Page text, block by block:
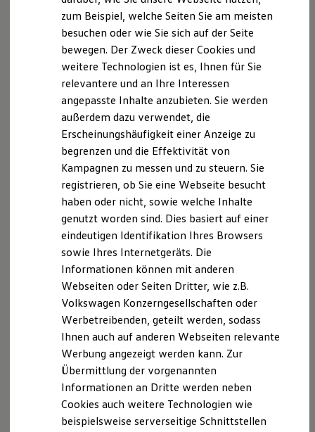
Kosten und Kauf
Verbrauchskosten
Kaufoptionen
E-Auto-Förderung
Software und Konnektivität
Die ID. Software 6
ID. Software Versionen und Updates
Digitale Extras
Schnittstellen zu Ihrem ID.
Marke und Erlebnis
Volkswagen R und R Experience
R-Modelle
R Experience
Driving Experience
Volkswagen entdecken
Werkbesichtigung
Lifestyle Shop
T-Roc Kollektion
Golf Kollektion
Volkswagen Kollektion
R-Kollektion
GTI Kollektion
Fußball Drop
we drive football
#wedriveproud
Besitzer und Service
myVolkswagen
Software Updates
Service und Ersatzteile
Inspektion und HU/AU
Reduzierte Emissionen durch Abstimmung des
Reifens auf die Leistungselemente des Modells
Mobilitätserhalt bei Einsatz der AirStop®
Versiegelungstechnologie im Reifeninneren
Vorteile speziell für Elektroautos:
Erhöhung der Reichweite durch geringeren
Rollwiderstand und aerodynamische
Reifenseitenwand
Verbesserung des Fahrkomforts durch
verringertes Abrollgeräusch
Eine an das Mehrgewicht der Batterie angepasste
Reifenkonstruktion
Haben wir Ihr Interesse geweckt? Erhalten Sie nähere
Informationen über den Kauf von +Reifen oder über
die After Sales Reifengarantie
bei Ihrem Volkswagen
VolkswagenPartner finden
zum Beispiel, welche Seiten Sie am meisten
besuchen oder wie Sie sich auf der Seite
bewegen. Der Zweck dieser Cookies und
weitere Technologien ist es, Ihnen für Sie
relevantere und an Ihre Interessen
angepasste Inhalte anzubieten. Sie werden
außerdem dazu verwendet, die
Erscheinungshäufigkeit einer Anzeige zu
begrenzen und die Effektivität von
Kampagnen zu messen und zu steuern. Sie
registrieren, ob Sie eine Webseite besucht
haben oder nicht, sowie welche Inhalte
genutzt worden sind. Dies basiert auf einer
eindeutigen Identifikation Ihres Browsers
sowie Ihres Internetgeräts. Die
Informationen können mit anderen
Webseiten oder Seiten Dritter, wie z.B.
Volkswagen Konzerngesellschaften oder
Werbetreibenden, geteilt werden, sodass
Ihnen auch auf anderen Webseiten relevante
Werbung angezeigt werden kann. Zur
Übermittlung der vorgenannten
Informationen an Dritte werden neben
Cookies auch weitere Technologien wie
beispielsweise serverseitige Schnittstellen